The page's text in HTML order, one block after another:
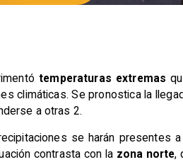
temperaturas extremas
climáticas. Se pronostica la
a otras 2.
se harán presentes a
contrasta con la zona norte,